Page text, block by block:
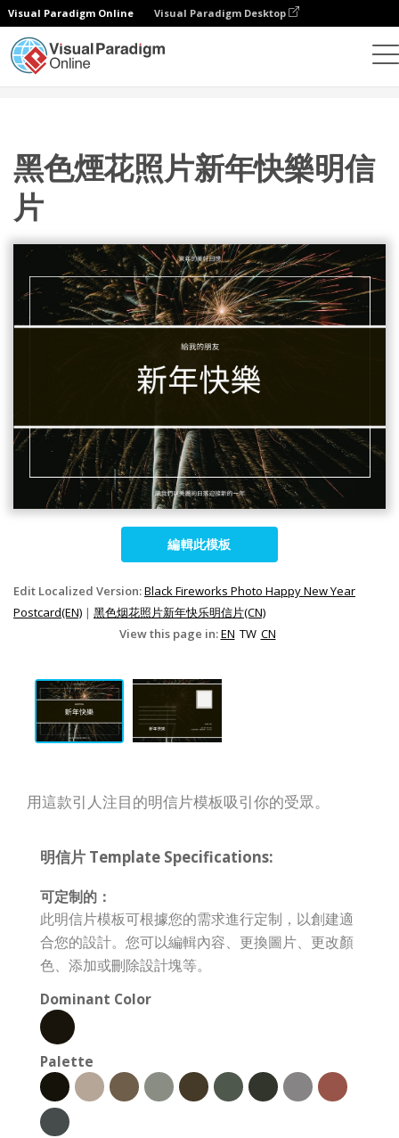
Visual Paradigm Online Visual Paradigm Desktop
黑色煙花照片新年快樂明信
片
編輯此模板
Edit Localized Version:Black Fireworks Photo Happy New Year
Postcard(EN) | 黑色烟花照片新年快乐明信片(CN)
View this page in:EN TW CN
用這款引人注目的明信片模板吸引你的受眾。
明信片 Template Specifications:
可定制的：
此明信片模板可根據您的需求進行定制，以創建適
合您的設計。您可以編輯內容、更換圖片、更改顏
色、添加或刪除設計塊等。
Dominant Color
Palette